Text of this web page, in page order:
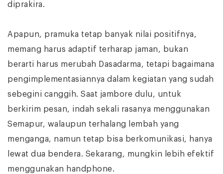
diprakira.
Apapun, pramuka tetap banyak nilai positifnya,
memang harus adaptif terharap jaman, bukan
berarti harus merubah Dasadarma, tetapi bagaimana
pengimplementasiannya dalam kegiatan yang sudah
sebegini canggih. Saat jambore dulu, untuk
berkirim pesan, indah sekali rasanya menggunakan
Semapur, walaupun terhalang lembah yang
menganga, namun tetap bisa berkomunikasi, hanya
lewat dua bendera. Sekarang, mungkin lebih efektif
menggunakan handphone.